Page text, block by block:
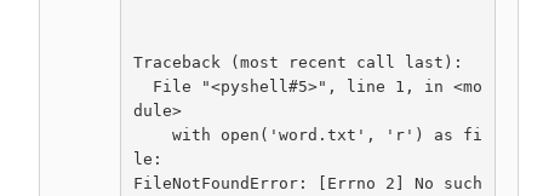
Traceback (most recent call last):
File "<pyshell#5>", line 1, in <mo
dule>
with open('word.txt', 'r') as fi
le:
FileNotFoundError: [Errno 2] No such